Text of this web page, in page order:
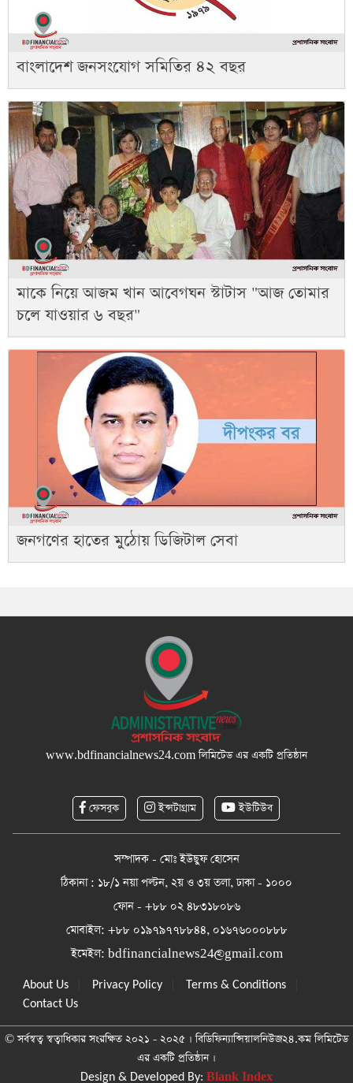
বাংলাদেশ জনসংযোগ সমিতির ৪২ বছর
মাকে নিয়ে আজম খান আবেগঘন স্টাটাস "আজ তোমার
চলে যাওয়ার ৬ বছর"
জনগণের হাতের মুঠোয় ডিজিটাল সেবা
www.bdfinancialnews24.comলিমিটেড এর একটি প্রতিষ্ঠান
ফেসবুক ইন্সটাগ্রাম ইউটিউব
সম্পাদক - মোঃ ইউছুফ হোসেন
ঠিকানা : ১৮/১ নয়া পল্টন, ২য় ও ৩য় তলা, ঢাকা - ১০০০
ফোন - +৮৮ ০২ ৪৮৩১৮০৮৬
মোবাইল: +৮৮ ০১৯৭৯৭৭৮৮৪৪, ০১৬৭৬০০০৮৮৮
ইমেইল: bdfinancialnews24@gmail.com
About Us Privacy Policy Terms & Conditions
Contact Us
© সর্বস্বত্ব স্বত্বাধিকার সংরক্ষিত ২০২১ - ২০২৫ । বিডিফিন্যান্সিয়ালনিউজ২৪.কম লিমিটেড
এর একটি প্রতিষ্ঠান ।
Design & Developed By: Blank Index